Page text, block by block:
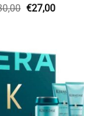
Original
price
€27,00Η